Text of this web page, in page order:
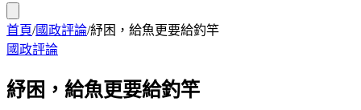
首頁/國政評論/紓困，給魚更要給釣竿
國政評論
紓困，給魚更要給釣竿